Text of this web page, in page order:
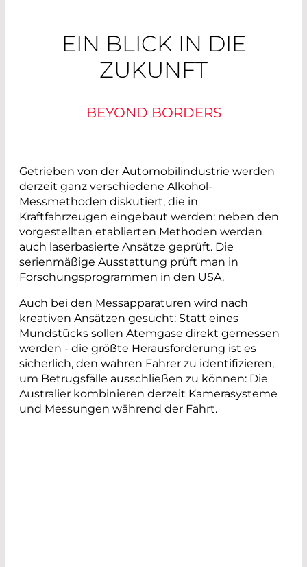
EIN BLICK IN DIE
ZUKUNFT
BEYOND BORDERS
Getrieben von der Automobilindustrie werden
derzeit ganz verschiedene Alkohol-
Messmethoden diskutiert, die in
Kraftfahrzeugen eingebaut werden: neben den
vorgestellten etablierten Methoden werden
auch laserbasierte Ansätze geprüft. Die
serienmäßige Ausstattung prüft man in
Forschungsprogrammen in den USA.
Auch bei den Messapparaturen wird nach
kreativen Ansätzen gesucht: Statt eines
Mundstücks sollen Atemgase direkt gemessen
werden - die größte Herausforderung ist es
sicherlich, den wahren Fahrer zu identifizieren,
um Betrugsfälle ausschließen zu können: Die
Australier kombinieren derzeit Kamerasysteme
und Messungen während der Fahrt.